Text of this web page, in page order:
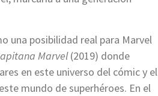
una posibilidad real para Marvel
Marvel(2019) donde
en este universo del cómic y el
mundo de superhéroes. En el